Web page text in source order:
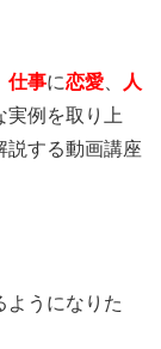
仕事に恋愛
人
実例を取り上
説する動画講座
ようになりた